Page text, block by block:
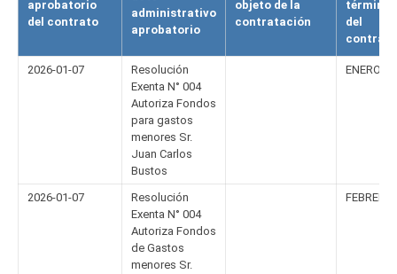
Académicos
aprobatorio
del contrato
administrativo
aprobatorio
objeto de la
contratación
término
del
contrato
2026-01-07
Resolución
Exenta N° 004
Autoriza Fondos
para gastos
menores Sr.
Juan Carlos
Bustos
ENERO
2026-01-07
Resolución
Exenta N° 004
Autoriza Fondos
de Gastos
menores Sr.
FEBRERO